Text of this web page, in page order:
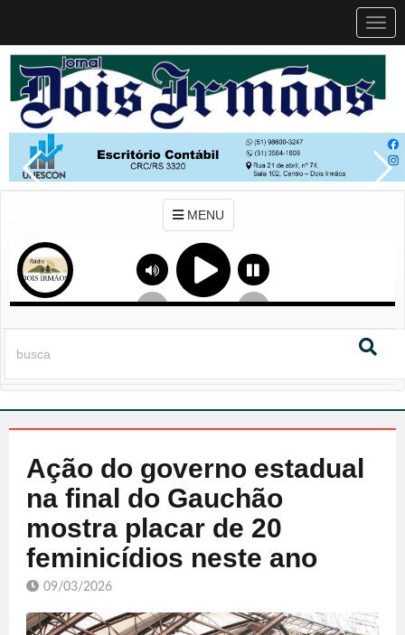
MENU
Ação do governo estadual
na final do Gauchão
mostra placar de 20
feminicídios neste ano
09/03/2026